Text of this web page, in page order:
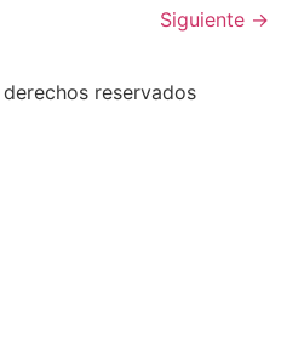
Siguiente →
reservados